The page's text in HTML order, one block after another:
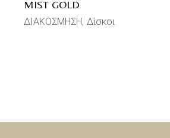
MIST GOLD
ΔΙΑΚΟΣΜΗΣΗ Δίσκοι